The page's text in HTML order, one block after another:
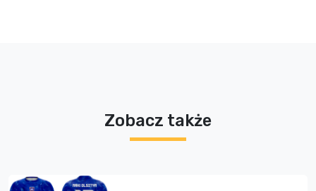
Zobacz także